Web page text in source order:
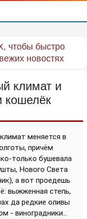
чтобы быстро
новостях
климат и
кошелёк
меняется в
причём
только бушевала
Нового Света
а вот проедешь
выжженная степь,
да редкие оливы
- виноградники...